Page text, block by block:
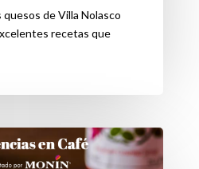
quesos de Villa Nolasco
recetas que